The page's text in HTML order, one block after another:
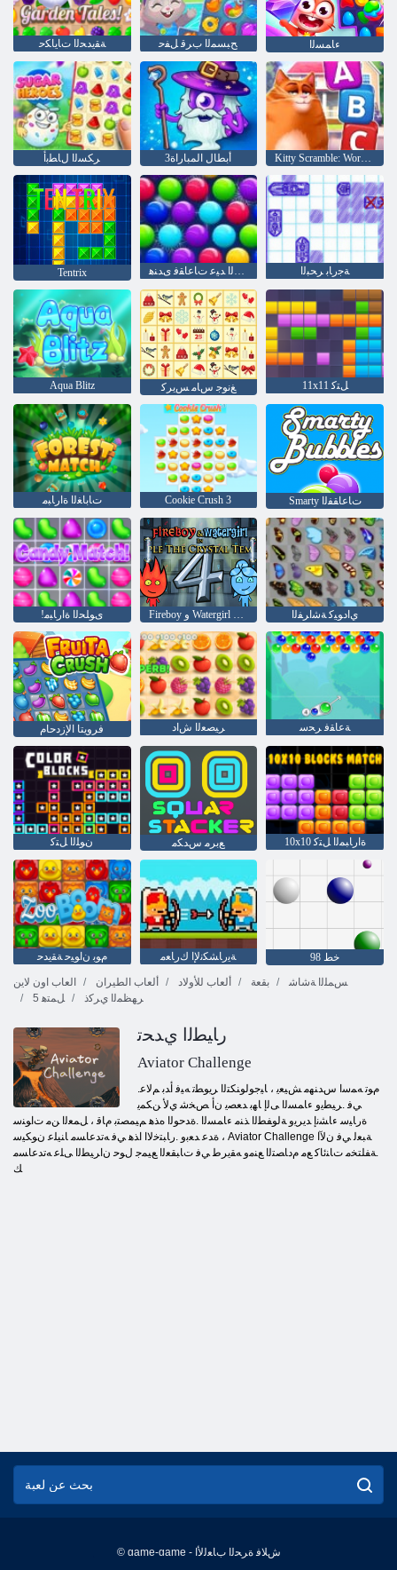
ﺔﻘﻳﺪﺤﻟﺍ ﺕﺎﻳﺎﻜﺣ ﺢﺒﺴﻤﻟﺍ ﺏﺮﻗ ﻞﻔﺣ ءﺎﻤﺴﻟﺍ
ﺮﻜﺴﻟﺍ ﻝﺎﻄﺑﺃ 3أبطال المباراة Kitty Scramble: Word Stacks
Tentrix ﺔﻌﺒﻄﻟﺍ ﺩﻼ ﻴﻤﻟﺍ ﺪﻴﻋ ﺕﺎﻋﺎﻘﻓ ﻯﺪﻨﻫ ﺔﺟﺭﺎﺑ ﺮﺤﺒﻟﺍ
Aqua Blitz ﻎﻧﻮﺟ ﺱﺎﻣ ﺲﻳﺮﻛ 11x11 ﻞﺘﻛ
ﺕﺎﺑﺎﻐﻟﺍ ﺓﺍﺭﺎﺒﻣ Cookie Crush 3 Smarty ﺕﺎﻋﺎﻘﻔﻟﺍ
!ﻯﻮﻠﺤﻟﺍ ﺓﺍﺭﺎﺒﻣ Fireboy ﻭ Watergirl 4: Crystal Temple ﻱﺍﺩﻮﻴﻛ ﺔﺷﺍﺮﻔﻟﺍ
فرويتا الإزدحام ﺮﻴﺼﻌﻟﺍ ﺵﺍﺩ ﺔﻋﺎﻘﻓ ﺮﺤﺳ
ﻥﻮﻠﻟﺍ ﻞﺘﻛ ﻊﺑﺮﻣ ﺱﺪﻜﻣ 10x10 ﺓﺍﺭﺎﺒﻤﻟﺍ ﻞﺘﻛ
ﻡﻮﺑ ﻥﺍﻮﻴﺣ ﺔﻘﻳﺪﺣ ﺔﻳﺭﺎﺸﻜﻧﻹ ﺍ ﻙﺭﺎﻌﻣ
خط 98
العاب اون لاين
ألعاب الطيران ألعاب للأولاد بقعة
ﺲﻤﻠﻟﺍ ﺔﺷﺎﺷ
5 ﻞﻤﺘﻫ
ﺮﻬﻈﻤﻟﺍ ﻱﺮﻛﺫ
ﺭﺎﻴﻄﻟﺍ ﻱﺪﺤﺗ
Aviator Challenge
.ﻡﻮﺗ ﻪﻤﺳﺍ ﺱﺪﻨﻬﻣ ﺶﻴﻌﻳ ، ﺎﻴﺟﻮﻟﻮﻨﻜﺘﻟﺍ ﺮﻳﻮﻄﺗ ﻪﻴﻓ ﺃﺪﺑ ﻢﻟﺎﻋ
ﻲﻓ .ﺮﻴﻄﻳﻭ ءﺎﻤﺴﻟﺍ ﻰﻟﺇ ﺎﻬﺑ ﺪﻌﺼﻳ ﻥﺃ ﺺﺨﺷ ﻱﻷ ﻦﻜﻤﻳ
ﺓﺭﺎﻴﺳ ءﺎﺸﻧﺇ ﺪﻳﺮﻳﻭ ﺔﻟﻮﻔﻄﻟﺍ ﺬﻨﻣ ءﺎﻤﺴﻟﺍ .ﺓﺪﺣﻮﻟﺍ ﻩﺬﻫ ﻢﻴﻤﺼﺘﺑ ﻡﺎﻗ ، ﻞﻤﻌﻟﺍ ﻦﻣ ﺕﺍﻮﻨﺳ
ﺓﺪﻋ ﺪﻌﺑﻭ .ﺭﺎﺒﺘﺧﻻ ﺍ ﺍﺬﻫ ﻲﻓ ﻪﺗﺪﻋﺎﺴﻣ ﺎﻨﻴﻠﻋ ﻥﻮﻜﻴﺳ ، Aviator Challenge ﺔﺒﻌﻟ ﻲﻓ ﻥﻵ ﺍ
.ﺔﻔﻠﺘﺨﻣ ﺕﺎﻨﺋﺎﻛ ﻊﻣ ﻡﺩﺎﺼﺘﻟﺍ ﻊﻨﻣﻭ ﻪﻘﻳﺮﻃ ﻲﻓ ﺕﺎﺒﻘﻌﻟﺍ ﻊﻴﻤﺟ ﻝﻮﺣ ﻥﺍﺮﻴﻄﻟﺍ ﻰﻠﻋ ﻪﺗﺪﻋﺎﺴﻣ
ﻚ
© game-game - ﺵﻼ ﻓ ﺓﺮﺤﻟﺍ ﺏﺎﻌﻟﻷ ﺍ